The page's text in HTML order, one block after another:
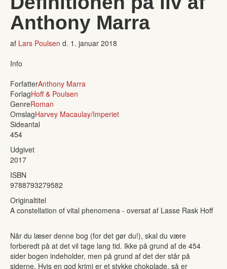
Anthony Marra
af Lars Poulsen d. 1. januar 2018
Info
ForfatterAnthony Marra
ForlagHoff & Poulsen
GenreRoman
OmslagHarvey Macaulay/Imperiet
Sideantal
454
Udgivet
2017
ISBN
9788793279582
Originaltitel
A constellation of vital phenomena - oversat af Lasse Rask Hoff
Når du læser denne bog (for det gør du!), skal du være
forberedt på at det vil tage lang tid. Ikke på grund af de 454
sider bogen indeholder, men på grund af det der står på
siderne. Hvis en god krimi er et stykke chokolade, så er